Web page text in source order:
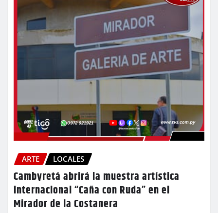
ARTE LOCALES
Cambyretá abrirá la muestra artística
internacional “Caña con Ruda” en el
Mirador de la Costanera